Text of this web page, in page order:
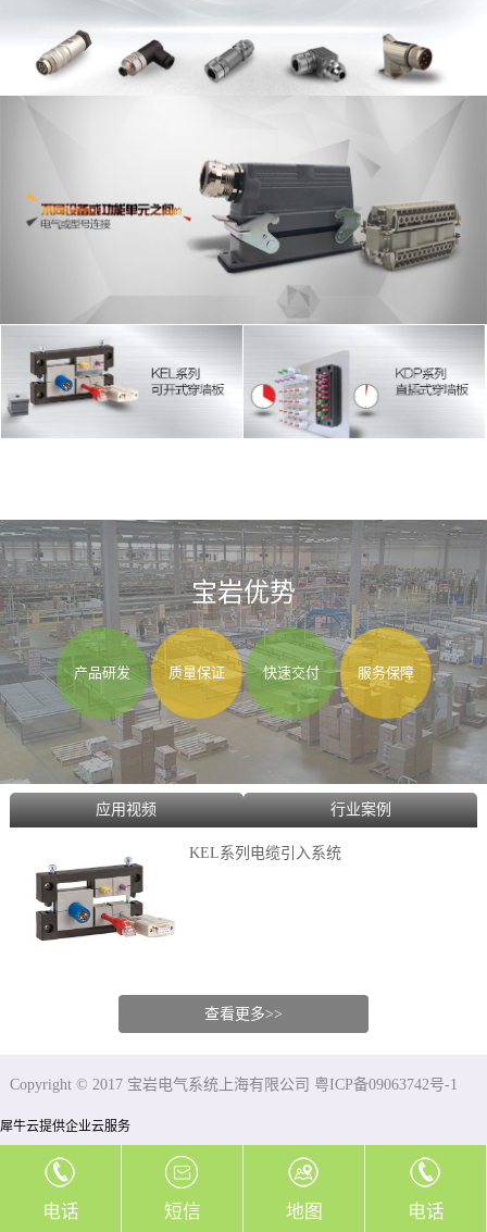
宝岩优势
产品研发 质量保证 快速交付 服务保障
应用视频 行业案例
KEL系列电缆引入系统
查看更多>>
Copyright © 2017 宝岩电气系统上海有限公司 粤ICP备09063742号-1
犀牛云提供企业云服务
电话 短信 地图 电话